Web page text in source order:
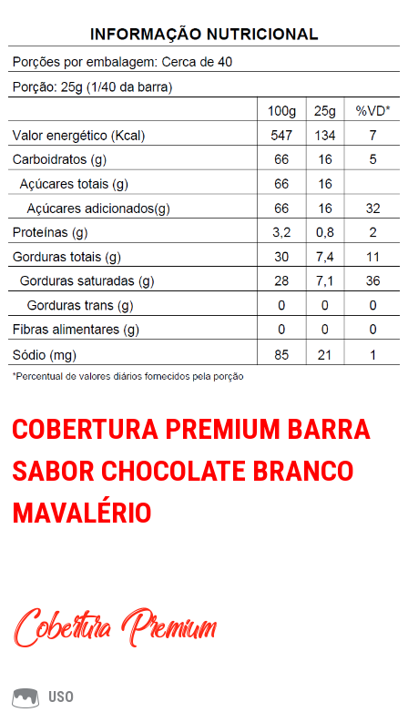
COBERTURA PREMIUM BARRA
SABOR CHOCOLATE BRANCO
MAVALÉRIO
Cobertura Premium
USO